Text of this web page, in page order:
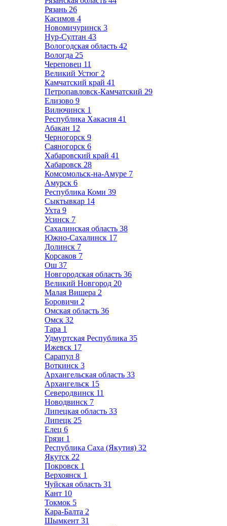
Рязань 26
Касимов 4
Новомичуринск 3
Нур-Султан 43
Вологодская область 42
Вологда 25
Череповец 11
Великий Устюг 2
Камчатский край 41
Петропавловск-Камчатский 29
Елизово 9
Вилючинск 1
Республика Хакасия 41
Абакан 12
Черногорск 9
Саяногорск 6
Хабаровский край 41
Хабаровск 28
Комсомольск-на-Амуре 7
Амурск 6
Республика Коми 39
Сыктывкар 14
Ухта 9
Усинск 7
Сахалинская область 38
Южно-Сахалинск 17
Долинск 7
Корсаков 7
Ош 37
Новгородская область 36
Великий Новгород 20
Малая Вишера 2
Боровичи 2
Омская область 36
Омск 32
Тара 1
Удмуртская Республика 35
Ижевск 17
Сарапул 8
Воткинск 3
Архангельская область 33
Архангельск 15
Северодвинск 11
Новодвинск 7
Липецкая область 33
Липецк 25
Елец 6
Грязи 1
Республика Саха (Якутия) 32
Якутск 22
Покровск 1
Верхоянск 1
Чуйская область 31
Кант 10
Токмок 5
Кара-Балта 2
Шымкент 31